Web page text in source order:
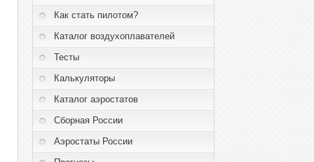
Как стать пилотом?
Каталог воздухоплавателей
Тесты
Калькуляторы
Каталог аэростатов
Сборная России
Аэростаты России